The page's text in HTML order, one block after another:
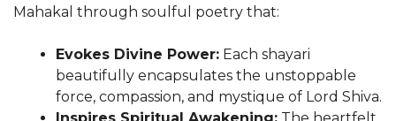
Mahakal through soulful poetry that:
Evokes Divine Power: Each shayari
beautifully encapsulates the unstoppable
force, compassion, and mystique of Lord Shiva.
Inspires Spiritual Awakening: The heartfelt